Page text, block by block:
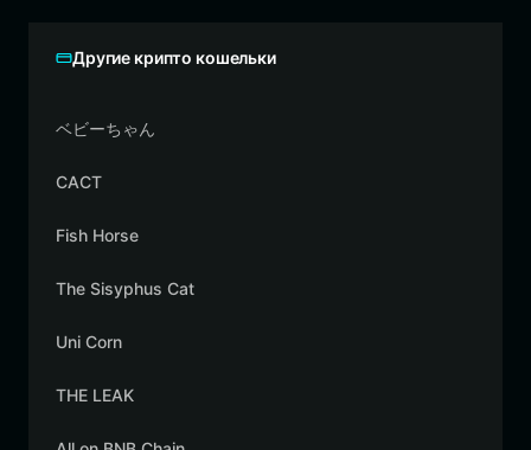
Другие крипто кошельки
ベビーちゃん
CACT
Fish Horse
The Sisyphus Cat
Uni Corn
THE LEAK